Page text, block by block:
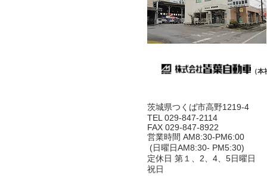
（本
茨城県つくば市高野1219-4
TEL 029-847-2114
FAX 029-847-8922
営業時間 AM8:30-PM6:00
(日曜日AM8:30- PM5:30)
定休日 第１、2、4、5日曜日
祝日